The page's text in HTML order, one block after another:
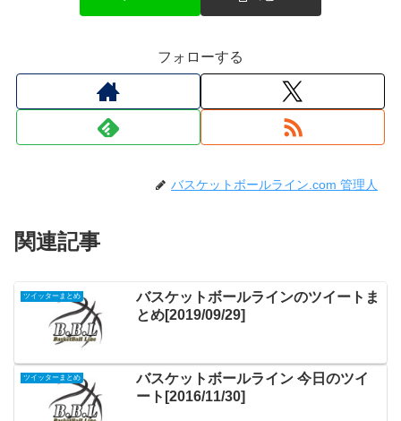
フォローする
バスケットボールライン.com 管理人
関連記事
ツイッターまとめ
バスケットボールラインのツイートま
とめ[2019/09/29]
ツイッターまとめ
バスケットボールライン 今日のツイ
ート[2016/11/30]